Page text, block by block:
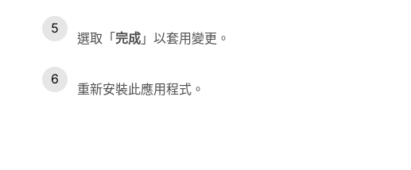
選取「完成 」以套用變更。
重新安裝此應用程式。